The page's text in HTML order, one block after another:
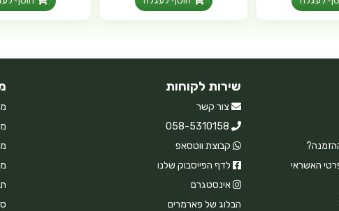
האשראי
שירות לקוחות
צור קשר
058-5310158
קבוצת ווטסאפ
לדף הפייסבוק שלנו
אינסטגרם
הבלוג של פארמרים